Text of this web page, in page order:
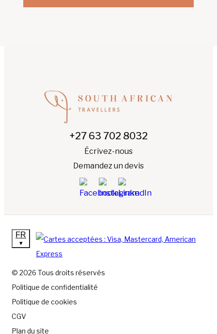
+27 63 702 8032
Écrivez-nous
Demandez un devis
© 2026 Tous droits réservés
Politique de confidentialité
Politique de cookies
CGV
Plan du site
FR
▾